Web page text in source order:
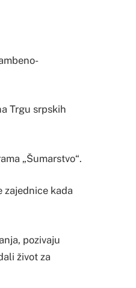
Trgu srpskih
„Šumarstvo“.
zajednice kada
pozivaju
život za